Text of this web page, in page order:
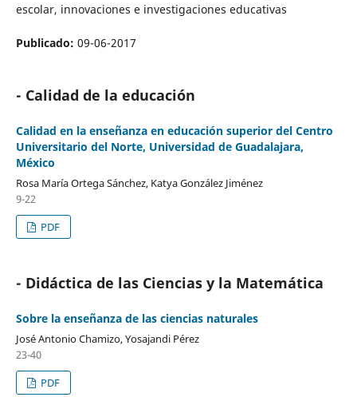
escolar, innovaciones e investigaciones educativas
Publicado: 09-06-2017
- Calidad de la educación
Calidad en la enseñanza en educación superior del Centro
Universitario del Norte, Universidad de Guadalajara,
México
Rosa María Ortega Sánchez, Katya González Jiménez
9-22
PDF
- Didáctica de las Ciencias y la Matemática
Sobre la enseñanza de las ciencias naturales
José Antonio Chamizo, Yosajandi Pérez
23-40
PDF